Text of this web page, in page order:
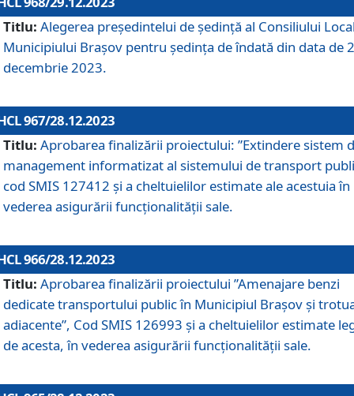
Titlu: Alegerea preşedintelui de şedinţă al Consiliului
Municipiului Braşov pentru ședința de îndată din data de
decembrie 2023.
967/28.12.2023
Titlu: Aprobarea finalizării proiectului: ”Extindere sistem
management informatizat al sistemului de transport
cod SMIS 127412 și a cheltuielilor estimate ale acestuia în
vederea asigurării funcționalității sale.
966/28.12.2023
Titlu: Aprobarea finalizării proiectului ”Amenajare benzi
dedicate transportului public în Municipiul Brașov şi
adiacente”, Cod SMIS 126993 și a cheltuielilor estimate
de acesta, în vederea asigurării funcționalității sale.